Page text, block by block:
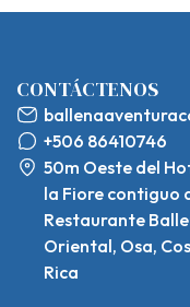
CONTÁCTENOS
+506 86410746
50m Oeste del
la Fiore contiguo
Restaurante
Oriental, Osa,
Rica